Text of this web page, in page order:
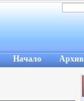
Начало Архив